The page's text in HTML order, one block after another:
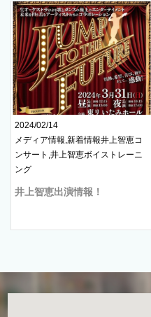
2024/02/14
メディア情報,新着情報井上智恵コ
ンサート,井上智恵ボイストレーニ
ング
井上智恵出演情報！